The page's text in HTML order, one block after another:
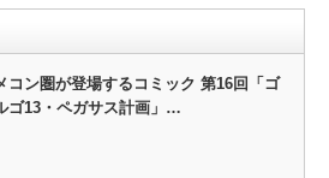
コン圏が登場するコミック 第16回「ゴ
ゴ13・ペガサス計画」…